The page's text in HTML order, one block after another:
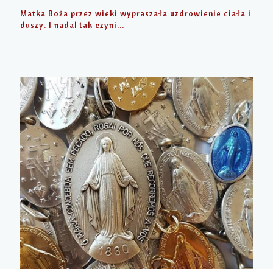
Matka Boża przez wieki wypraszała uzdrowienie ciała i
duszy. I nadal tak czyni…